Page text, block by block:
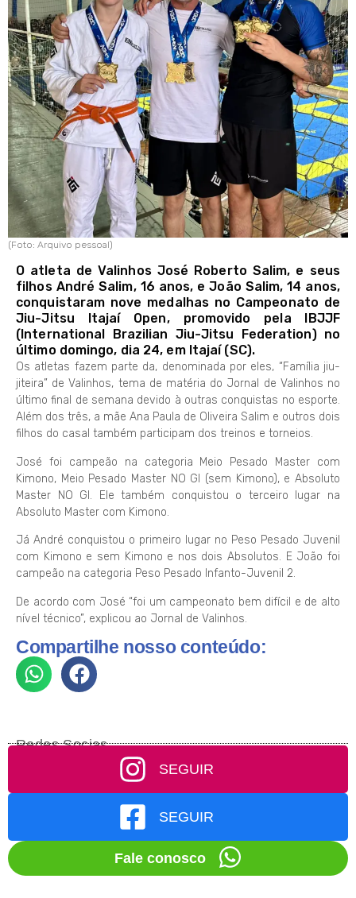
(Foto: Arquivo pessoal)
O atleta de Valinhos José Roberto Salim, e seus
filhos André Salim, 16 anos, e João Salim, 14 anos,
conquistaram nove medalhas no Campeonato de
Jiu-Jitsu Itajaí Open, promovido pela IBJJF
(International Brazilian Jiu-Jitsu Federation) no
último domingo, dia 24, em Itajaí (SC).
Os atletas fazem parte da, denominada por eles, “Família jiu-
jiteira” de Valinhos, tema de matéria do Jornal de Valinhos no
último final de semana devido à outras conquistas no esporte.
Além dos três, a mãe Ana Paula de Oliveira Salim e outros dois
filhos do casal também participam dos treinos e torneios.
José foi campeão na categoria Meio Pesado Master com
Kimono, Meio Pesado Master NO GI (sem Kimono), e Absoluto
Master NO GI. Ele também conquistou o terceiro lugar na
Absoluto Master com Kimono.
Já André conquistou o primeiro lugar no Peso Pesado Juvenil
com Kimono e sem Kimono e nos dois Absolutos. E João foi
campeão na categoria Peso Pesado Infanto-Juvenil 2.
De acordo com José “foi um campeonato bem difícil e de alto
nível técnico”, explicou ao Jornal de Valinhos.
Compartilhe nosso conteúdo:
Redes Socias
SEGUIR
SEGUIR
Fale conosco